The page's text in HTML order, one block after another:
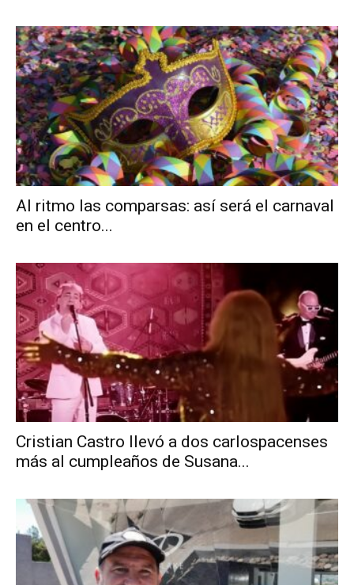
Al ritmo las comparsas: así será el carnaval
en el centro...
Cristian Castro llevó a dos carlospacenses
más al cumpleaños de Susana...